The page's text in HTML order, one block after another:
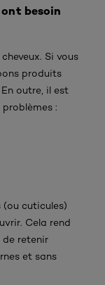
besoin
Si vous
produits
outre, il est
:
(ou cuticules)
Cela rend
de retenir
et sans